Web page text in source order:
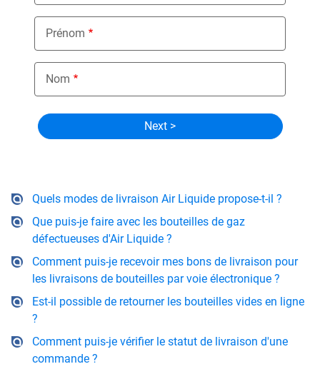
Quels modes de livraison Air Liquide propose-t-il ?
Que puis-je faire avec les bouteilles de gaz
défectueuses d'Air Liquide ?
Comment puis-je recevoir mes bons de livraison pour
les livraisons de bouteilles par voie électronique ?
Est-il possible de retourner les bouteilles vides en ligne
?
Comment puis-je vérifier le statut de livraison d'une
commande ?
Prénom
Nom